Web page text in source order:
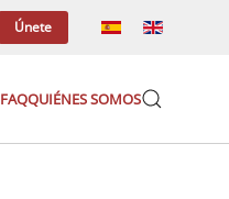
Únete
FAQQUIÉNES SOMOS